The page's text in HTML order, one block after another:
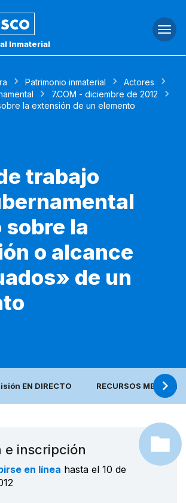
Inmaterial
Patrimonio inmaterial
Actores
7.COM - diciembre de 2012
la extensión de un elemento
trabajo
la
o alcance
de un
EN DIRECTO RECURSOS MEDIA
e inscripción
en línea hasta el 10 de